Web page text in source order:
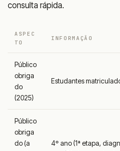
consulta rápida.
ASPEC
TO
INFORMAÇÃO
Público
obriga
do
(2025)
Estudantes
Público
obriga
do (a
4º ano (1ª etapa,